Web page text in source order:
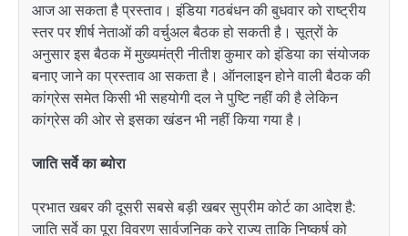
आज आ सकता है प्रस्ताव। इंडिया गठबंधन की बुधवार को राष्ट्रीय
स्तर पर शीर्ष नेताओं की वर्चुअल बैठक हो सकती है। सूत्रों के
अनुसार इस बैठक में मुख्यमंत्री नीतीश कुमार को इंडिया का संयोजक
बनाए जाने का प्रस्ताव आ सकता है। ऑनलाइन होने वाली बैठक की
कांग्रेस समेत किसी भी सहयोगी दल ने पुष्टि नहीं की है लेकिन
कांग्रेस की ओर से इसका खंडन भी नहीं किया गया है।
जाति सर्वे का ब्योरा
प्रभात खबर की दूसरी सबसे बड़ी खबर सुप्रीम कोर्ट का आदेश है:
जाति सर्वे का पूरा विवरण सार्वजनिक करे राज्य ताकि निष्कर्ष को